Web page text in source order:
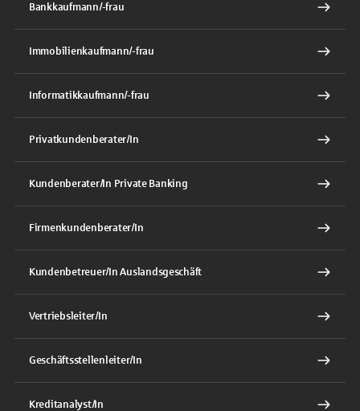
Bankkaufmann/-frau
Immobilienkaufmann/-frau
Informatikkaufmann/-frau
Privatkundenberater/In
Kundenberater/In Private Banking
Firmenkundenberater/In
Kundenbetreuer/In Auslandsgeschäft
Vertriebsleiter/In
Geschäftsstellenleiter/In
Kreditanalyst/In